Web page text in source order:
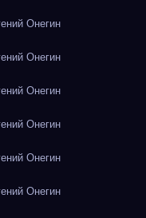
Онегин
Онегин
Онегин
Онегин
Онегин
Онегин